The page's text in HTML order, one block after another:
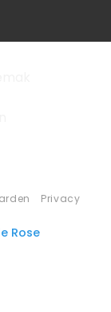
Privacy
Rose